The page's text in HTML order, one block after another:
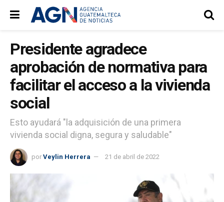
Presidente agradece
aprobación de normativa para
facilitar el acceso a la vivienda
social
Esto ayudará "la adquisición de una primera
vivienda social digna, segura y saludable"
por Veylin Herrera 21 de abril de 2022